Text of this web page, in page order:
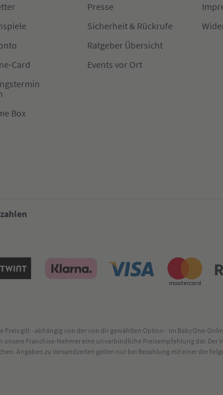
Card
Box
Presse
Sicherheit & Rückrufe
Ratgeber Übersicht
Events vor Ort
Preis gilt - abhängig von der von dir gewählten Option - im BabyOne-
Franchise-Nehmer eine unverbindliche Preisempfehlung dar. Der
Angaben zu Versandzeiten gelten nur bei Bezahlung mit einer der